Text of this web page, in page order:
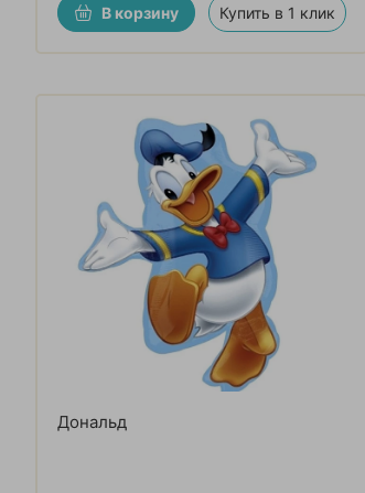
В корзину Купить в 1 клик
Дональд